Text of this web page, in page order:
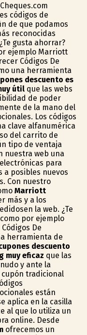
códigos de
de que podamos
reconocidas
gusta ahorrar?
ejemplo Marriott
Códigos De
una herramienta
descuento es
útilque las webs
de poder
de la mano del
Los códigos
clave alfanumérica
del carrito de
tipo de ventaja
nuestra web una
para
a posibles nuevos
Con nuestro
Marriott
más y a los
la web. ¿Te
por ejemplo
De
herramienta de
descuento
muy eficaz que las
y ante la
tradicional
están
aplica en la casilla
al que lo utiliza un
online. Desde
ofrecemos un